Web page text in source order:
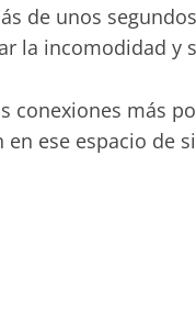
de unos
la incomodidad y
conexiones más
en ese espacio de